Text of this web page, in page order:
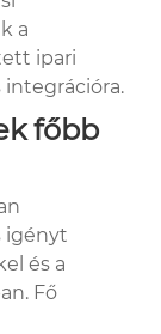
a
ipari
főbb
igényt
és a
Fő